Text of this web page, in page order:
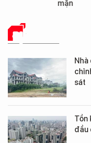
ĐỊA ỐC SỐ
Nhà
sát
Tồn
đầu